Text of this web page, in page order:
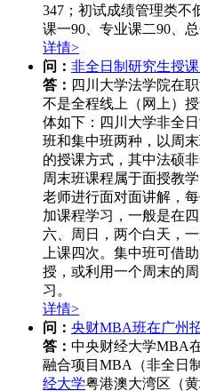
347；初试成绩管理类不
课一90、专业课二90、
详情>
问： 非全日制研究生授
答： 四川大学法学院在
不是全程线上（网上）
体如下：四川大学非全
班和集中班两种，以周
的授课方式，其中法硕
周末班课程属于面授教
老师进行面对面讲解，
加课程学习，一般是在
六、周日，两个白天，
上课四次。集中班可借
授，或利用一个周末的
习。
详情>
问： 央财MBA班在广州
答： 中央财经大学MBA
融合项目MBA（非全日
经大学粤港澳大湾区（